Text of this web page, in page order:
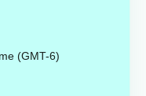
(GMT-6)